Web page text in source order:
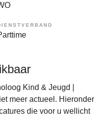
Kind & Jeugd |
meer actueel. Hieronder
die voor u wellicht